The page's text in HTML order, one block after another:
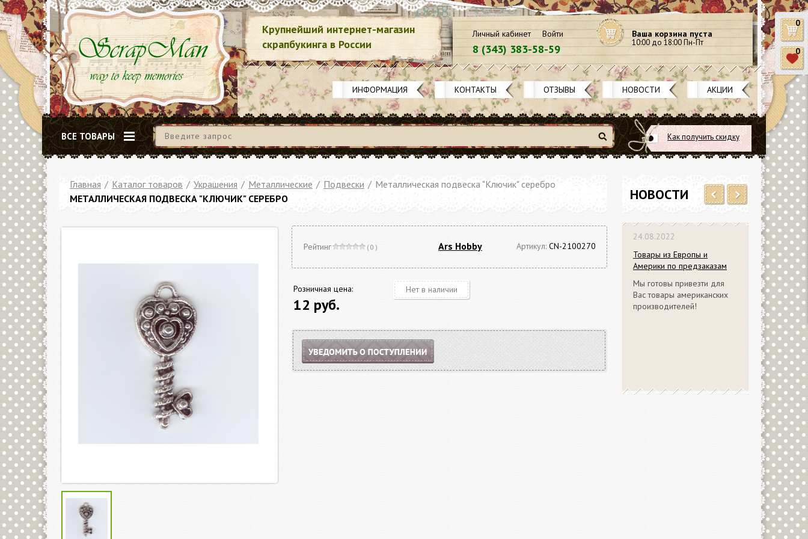
Ваша корзина пуста
10:00 до 18:00 Пн-Пт
Личный кабинет Войти
8 (343) 383-58-59
Крупнейший интернет-магазин
скрапбукинга в России
ИНФОРМАЦИЯ КОНТАКТЫ ОТЗЫВЫ НОВОСТИ АКЦИИ
Как получить скидку
Найти
ВСЕ ТОВАРЫ
НОВОСТИ
24.08.2022
Товары из Европы и
Америки по предзаказам
Мы готовы привезти для
Вас товары американских
производителей!
Главная / Каталог товаров / Украшения / Металлические / Подвески / Металлическая подвеска "Ключик" серебро
МЕТАЛЛИЧЕСКАЯ ПОДВЕСКА "КЛЮЧИК" СЕРЕБРО
Ars Hobby
Рейтинг ( 0 ) Артикул: CN-2100270
Розничная цена:
12 руб.
Нет в наличии
0
0